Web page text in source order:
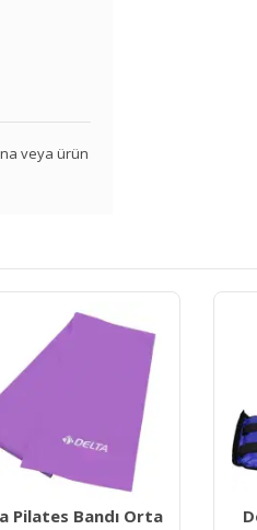
veya ürün
Delta 3 Kg X 2 Adet El